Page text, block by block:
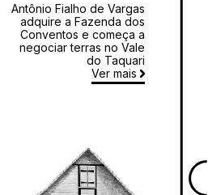
Antônio Fialho de Vargas
adquire a Fazenda dos
Conventos e começa a
negociar terras no Vale
do Taquari
Ver mais